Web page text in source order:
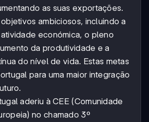
as suas exportações.
ambiciosos, incluindo a
económica, o pleno
da produtividade e a
do nível de vida. Estas metas
para uma maior integração
aderiu à CEE (Comunidade
no chamado 3º